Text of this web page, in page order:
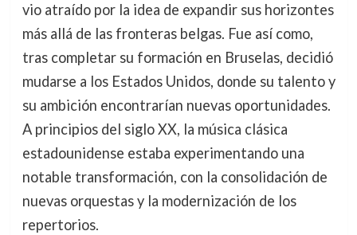
vio atraído por la idea de expandir sus horizontes
más allá de las fronteras belgas. Fue así como,
tras completar su formación en Bruselas, decidió
mudarse a los Estados Unidos, donde su talento y
su ambición encontrarían nuevas oportunidades.
A principios del siglo XX, la música clásica
estadounidense estaba experimentando una
notable transformación, con la consolidación de
nuevas orquestas y la modernización de los
repertorios.